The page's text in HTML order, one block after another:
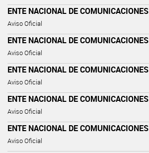
ENTE NACIONAL DE COMUNICACIONES
Aviso Oficial
ENTE NACIONAL DE COMUNICACIONES
Aviso Oficial
ENTE NACIONAL DE COMUNICACIONES
Aviso Oficial
ENTE NACIONAL DE COMUNICACIONES
Aviso Oficial
ENTE NACIONAL DE COMUNICACIONES
Aviso Oficial